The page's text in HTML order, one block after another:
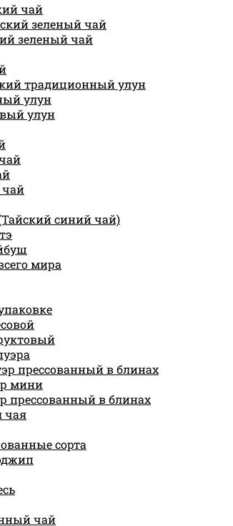
чай
зеленый чай
зеленый чай
традиционный улун
улун
улун
синий чай)
мира
прессованный в блинах
мини
прессованный в блинах
чая
сорта
чай